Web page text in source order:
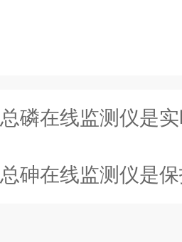
总磷在线监测仪是实时
总砷在线监测仪是保